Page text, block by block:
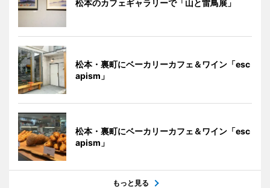
松本のカフェギャラリーで「山と雷鳥展」
松本・裏町にベーカリーカフェ＆ワイン「esc
apism」
松本・裏町にベーカリーカフェ＆ワイン「esc
apism」
もっと見る